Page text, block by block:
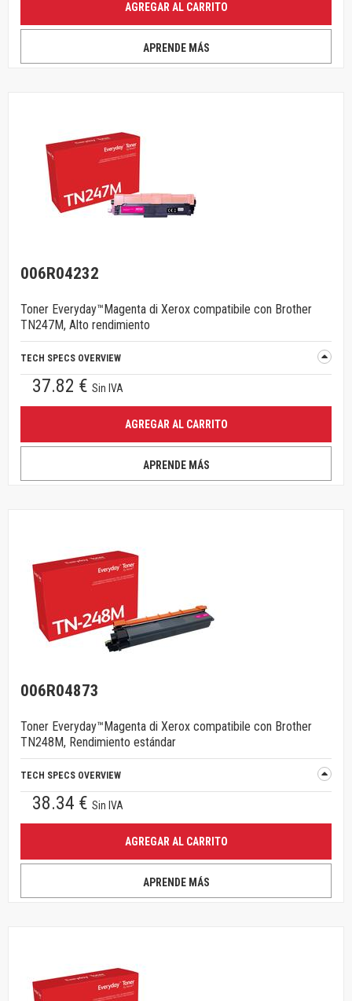
AGREGAR AL CARRITO
APRENDE MÁS
006R04232
Toner Everyday™Magenta di Xerox compatibile con Brother
TN247M, Alto rendimiento
TECH SPECS OVERVIEW
37.82 € Sin IVA
AGREGAR AL CARRITO
APRENDE MÁS
006R04873
Toner Everyday™Magenta di Xerox compatibile con Brother
TN248M, Rendimiento estándar
TECH SPECS OVERVIEW
38.34 € Sin IVA
AGREGAR AL CARRITO
APRENDE MÁS